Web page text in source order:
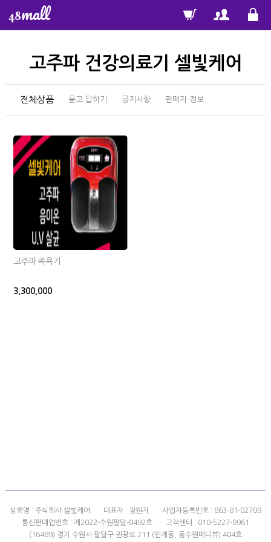
48mall
고주파 건강의료기 셀빛케어
전체상품 묻고 답하기 공지사항 판매자 정보
고주파 족욕기
3,300,000
상호명 : 주식회사 셀빛케어 대표자 : 정원자
사업자등록번호 : 863-81-02709
통신판매업번호 : 제2022-수원팔달-0492호
고객센터 : 010-5227-9961
(16489) 경기 수원시 팔달구 권광로 211 (인계동, 동수원메디뷰) 404호